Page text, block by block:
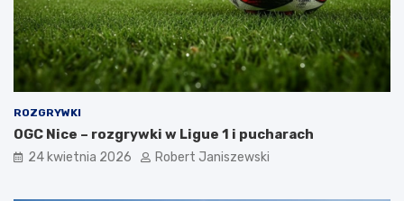
ROZGRYWKI
OGC Nice – rozgrywki w Ligue 1 i pucharach
24 kwietnia 2026 Robert Janiszewski